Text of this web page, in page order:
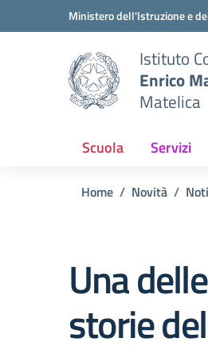
Vai ai contenuti
Vai al menu di navigazione
Ministero dell'Istruzione e
Istituto
Enrico
Matelica
Scuola Servizi
Home Novità
Una
storie